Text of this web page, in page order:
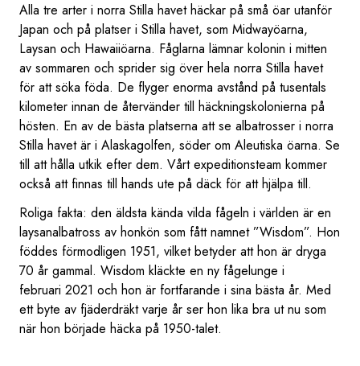
Alla tre arter i norra Stilla havet häckar på små öar utanför
Japan och på platser i Stilla havet, som Midwayöarna,
Laysan och Hawaiiöarna. Fåglarna lämnar kolonin i mitten
av sommaren och sprider sig över hela norra Stilla havet
för att söka föda. De flyger enorma avstånd på tusentals
kilometer innan de återvänder till häckningskolonierna på
hösten. En av de bästa platserna att se albatrosser i norra
Stilla havet är i Alaskagolfen, söder om Aleutiska öarna. Se
till att hålla utkik efter dem. Vårt expeditionsteam kommer
också att finnas till hands ute på däck för att hjälpa till.
Roliga fakta: den äldsta kända vilda fågeln i världen är en
laysanalbatross av honkön som fått namnet ”Wisdom”. Hon
föddes förmodligen 1951, vilket betyder att hon är dryga
70 år gammal. Wisdom kläckte en ny fågelunge i
februari 2021 och hon är fortfarande i sina bästa år. Med
ett byte av fjäderdräkt varje år ser hon lika bra ut nu som
när hon började häcka på 1950-talet.